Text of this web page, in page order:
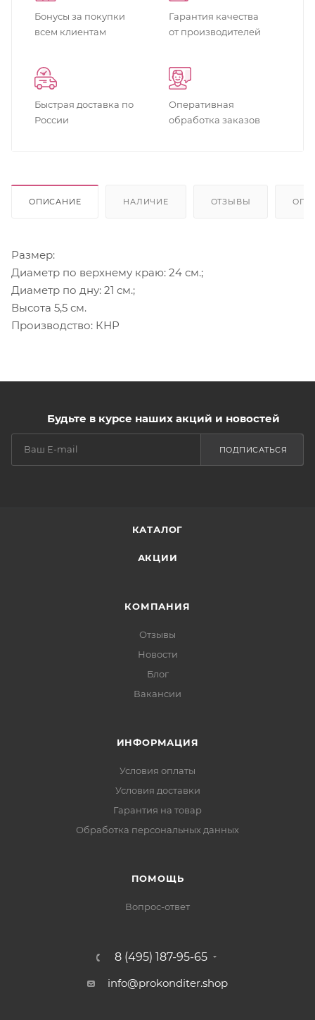
Бонусы за покупки
всем клиентам
Гарантия качества
от производителей
Быстрая доставка по
России
Оперативная
обработка заказов
ОПИСАНИЕ НАЛИЧИЕ ОТЗЫВЫ
Размер:
Диаметр по верхнему краю: 24 см.;
Диаметр по дну: 21 см.;
Высота 5,5 см.
Производство: КНР
Будьте в курсе наших акций и новостей
ПОДПИСАТЬСЯ
КАТАЛОГ
АКЦИИ
КОМПАНИЯ
Отзывы
Новости
Блог
Вакансии
ИНФОРМАЦИЯ
Условия оплаты
Условия доставки
Гарантия на товар
Обработка персональных данных
ПОМОЩЬ
Вопрос-ответ
8 (495) 187-95-65
info@prokonditer.shop